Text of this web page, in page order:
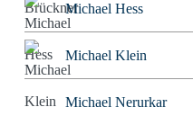
Michael Hess
Michael Klein
Michael Nerurkar